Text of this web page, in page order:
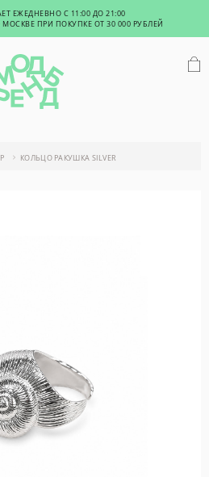
ЕЖЕДНЕВНО С 11:00 ДО 21:00
ПРИ ПОКУПКЕ ОТ 30 000 РУБЛЕЙ
КОЛЬЦО РАКУШКА SILVER